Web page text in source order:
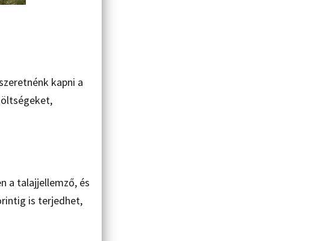
kapni a
a talajjellemző, és
is terjedhet,